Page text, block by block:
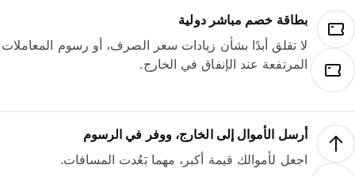
بطاقة خصم مباشر دولية
لا تقلق أبدًا بشأن زيادات سعر الصرف، أو رسوم المعاملات
المرتفعة عند الإنفاق في الخارج.
أرسل الأموال إلى الخارج، ووفر في الرسوم
اجعل لأموالك قيمة أكبر، مهما بَعُدت المسافات.